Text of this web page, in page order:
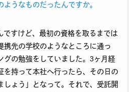
うなものだったんですか。
ですけど、最初の資格を取るまでは
携先の学校のようなところに通っ
グの勉強をしていました。3ヶ月経
を持って本社へ行ったら、その日の
しょう」となって。それで、受託開